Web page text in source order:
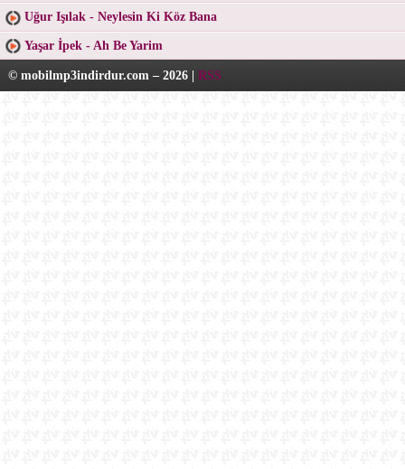
Uğur Işılak - Neylesin Ki Köz Bana
Yaşar İpek - Ah Be Yarim
© mobilmp3indirdur.com – 2026 | RSS